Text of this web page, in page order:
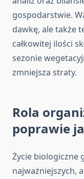
gospodarstwie.
dawkę, ale także
całkowitej ilości
sezonie
zmniejsza straty.
Rola
poprawie
Życie biologiczne
najważniejszych,